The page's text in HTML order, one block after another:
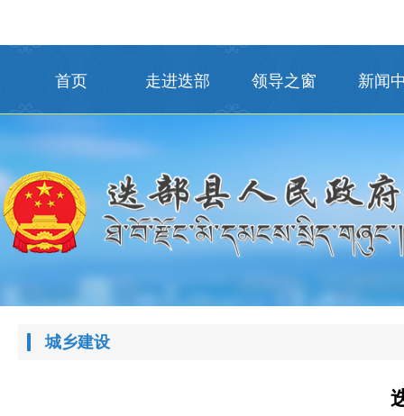
首页 走进迭部 领导之窗 新闻
城乡建设